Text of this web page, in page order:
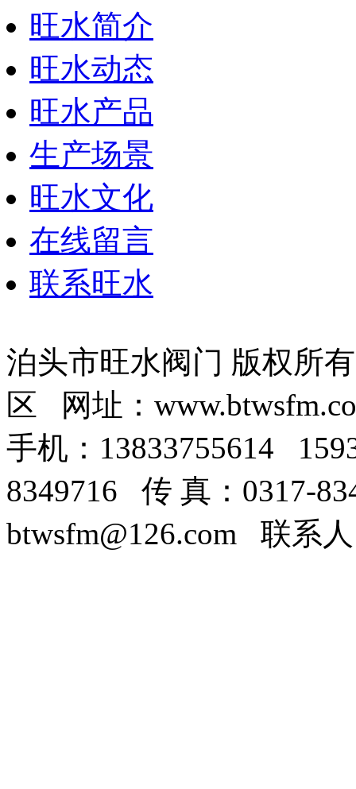
旺水简介
旺水动态
旺水产品
生产场景
旺水文化
在线留言
联系旺水
泊头市旺水阀门 版权所
区 网址：
手机：13833755614
8349716 传 真：0317-
btwsfm@126.com 联系